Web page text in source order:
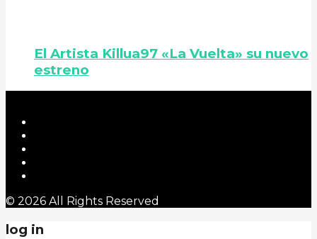
El Artista Killua97 «La Vuelta» su nuevo
estreno
© 2026 All Rights Reserved
log in